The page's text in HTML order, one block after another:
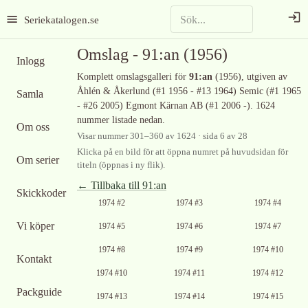
Seriekatalogen.se
Inlogg
Samla
Om oss
Om serier
Skickkoder
Vi köper
Kontakt
Packguide
Omslag - 91:an (1956)
Komplett omslagsgalleri för 91:an (1956), utgiven av
Åhlén & Åkerlund (#1 1956 - #13 1964) Semic (#1 1965
- #26 2005) Egmont Kärnan AB (#1 2006 -). 1624
nummer listade nedan.
Visar nummer301–360 av 1624 · sida 6 av 28
Klicka på en bild för att öppna numret på huvudsidan för
titeln (öppnas i ny flik).
← Tillbaka till 91:an
Ingen bild
1974 #2
Ingen bild
1974 #3
Ingen bild
1974 #4
1974 #5
Ingen bild
1974 #6
Ingen bild
1974 #7
Ingen bild
1974 #8
Ingen bild
1974 #9 1974 #10
Ingen bild
1974 #10
Ingen bild
1974 #11
Ingen bild
1974 #12
1974 #13
Ingen bild
1974 #14
Ingen bild
1974 #15